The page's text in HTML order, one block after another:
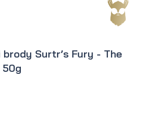
brody Surtr’s Fury - The